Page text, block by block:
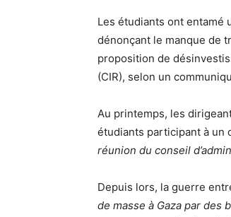
Les étudiants ont entamé
dénonçant le manque de
proposition de
(CIR), selon un
Au printemps, les
étudiants participant à un
réunion du conseil
Depuis lors, la guerre
de masse à Gaza par des